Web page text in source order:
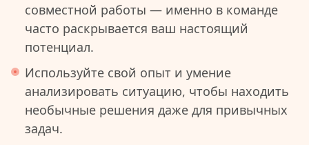
совместной работы — именно в команде
часто раскрывается ваш настоящий
потенциал.
Используйте свой опыт и умение
анализировать ситуацию, чтобы находить
необычные решения даже для привычных
задач.